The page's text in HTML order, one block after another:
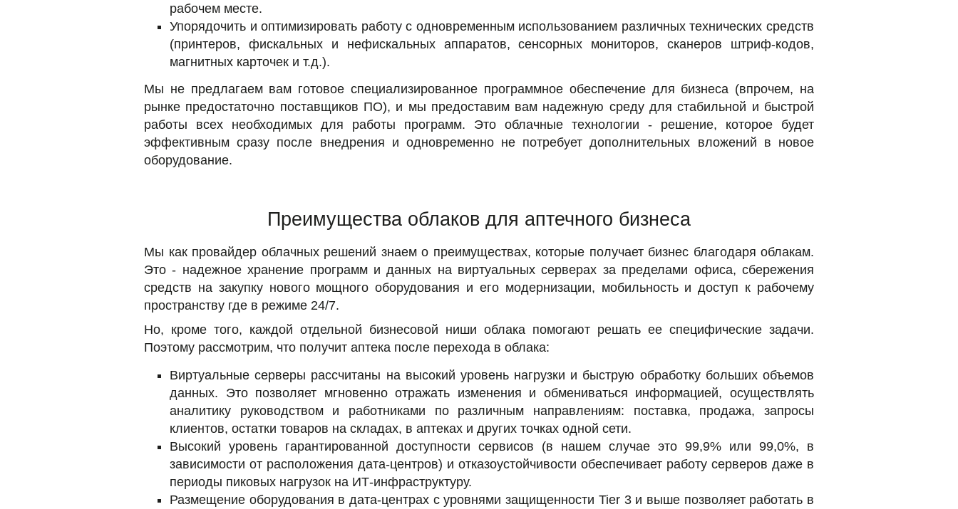
рабочем месте.
Упорядочить и оптимизировать работу с одновременным использованием различных технических средств
(принтеров, фискальных и нефискальных аппаратов, сенсорных мониторов, сканеров штриф-кодов,
магнитных карточек и т.д.).
Мы не предлагаем вам готовое специализированное программное обеспечение для бизнеса (впрочем, на
рынке предостаточно поставщиков ПО), и мы предоставим вам надежную среду для стабильной и быстрой
работы всех необходимых для работы программ. Это облачные технологии - решение, которое будет
эффективным сразу после внедрения и одновременно не потребует дополнительных вложений в новое
оборудование.
Преимущества облаков для аптечного бизнеса
Мы как провайдер облачных решений знаем о преимуществах, которые получает бизнес благодаря облакам.
Это - надежное хранение программ и данных на виртуальных серверах за пределами офиса, сбережения
средств на закупку нового мощного оборудования и его модернизации, мобильность и доступ к рабочему
пространству где в режиме 24/7.
Но, кроме того, каждой отдельной бизнесовой ниши облака помогают решать ее специфические задачи.
Поэтому рассмотрим, что получит аптека после перехода в облака:
Виртуальные серверы рассчитаны на высокий уровень нагрузки и быструю обработку больших объемов
данных. Это позволяет мгновенно отражать изменения и обмениваться информацией, осуществлять
аналитику руководством и работниками по различным направлениям: поставка, продажа, запросы
клиентов, остатки товаров на складах, в аптеках и других точках одной сети.
Высокий уровень гарантированной доступности сервисов (в нашем случае это 99,9% или 99,0%, в
зависимости от расположения дата-центров) и отказоустойчивости обеспечивает работу серверов даже в
периоды пиковых нагрузок на ИТ-инфраструктуру.
Размещение оборудования в дата-центрах с уровнями защищенности Tier 3 и выше позволяет работать в